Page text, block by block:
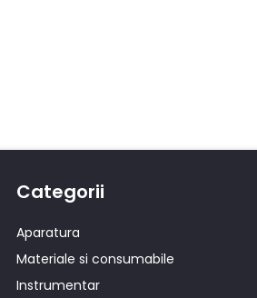
Categorii
Aparatura
Materiale si consumabile
Instrumentar